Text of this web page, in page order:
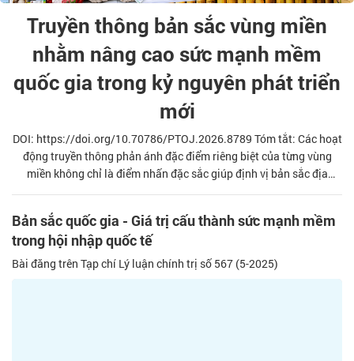
Truyền thông bản sắc vùng miền
nhằm nâng cao sức mạnh mềm
quốc gia trong kỷ nguyên phát triển
mới
DOI: https://doi.org/10.70786/PTOJ.2026.8789 Tóm tắt: Các hoạt
động truyền thông phản ánh đặc điểm riêng biệt của từng vùng
miền không chỉ là điểm nhấn đặc sắc giúp định vị bản sắc địa
truyền thông quảng bá hình ảnh Việt Nam ra nước ngoài, giai đoạn
2026- 2030, tầm nhìn đến năm 2045”, bài viết xây dựng cơ sở lý
luận về bản sắc vùng miền góp phần củng cố sức mạnh mềm quốc
Bản sắc quốc gia - Giá trị cấu thành sức mạnh mềm
trong hội nhập quốc tế
Bài đăng trên Tạp chí Lý luận chính trị số 567 (5-2025)